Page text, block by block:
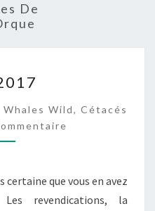
De
Whales Wild, Cétacés
certaine que vous en avez
revendications, la